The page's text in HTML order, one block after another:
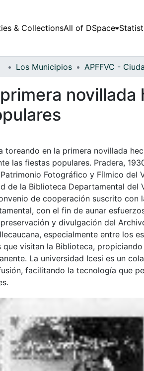
& CollectionsAll of DSpace
Los Municipios
novillada
toreando en la primera novillada
las fiestas populares. Pradera,
Fotográfico y Fílmico del
de la Biblioteca Departamental del
de cooperación suscrito con
con el fin de aunar
y divulgación del
especialmente entre los
que visitan la Biblioteca,
La universidad Icesi es un
facilitando la tecnología que